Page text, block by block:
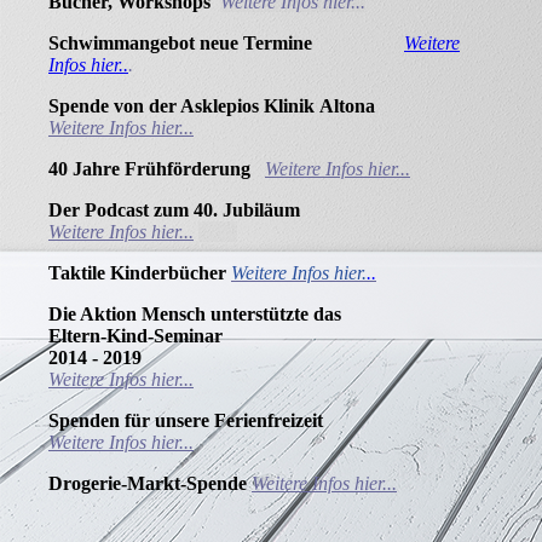
Schwimmangebot neue Termine Weitere
Infos hier...
Spende von der Asklepios Klinik Altona
Weitere Infos hier...
40 Jahre Frühförderung Weitere Infos hier...
Der Podcast zum 40. Jubiläum
Weitere Infos hier...
Taktile Kinderbücher Weitere Infos hier...
Die Aktion Mensch unterstützte das
Eltern-Kind-Seminar
2014 - 2019
Weitere Infos hier...
Spenden für unsere Ferienfreizeit
Weitere Infos hier...
Drogerie-Markt-Spende Weitere Infos hier...